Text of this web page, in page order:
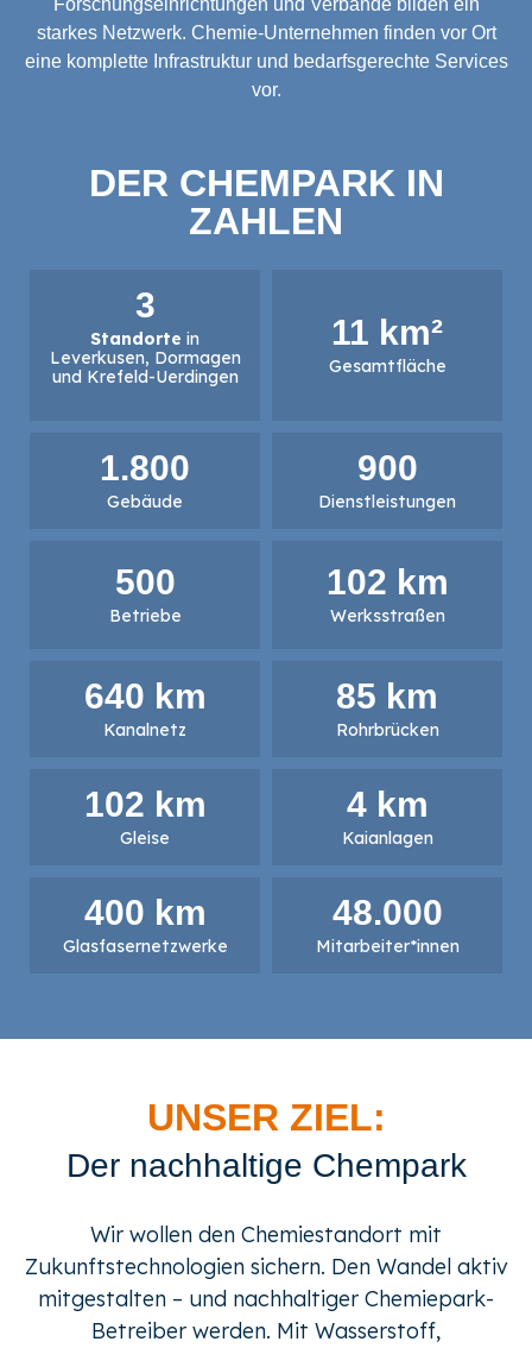
Forschungseinrichtungen und Verbände bilden ein
starkes Netzwerk. Chemie-Unternehmen finden vor Ort
eine komplette Infrastruktur und bedarfsgerechte Services
vor.
DER CHEMPARK IN
ZAHLEN
3
Standorte in
Leverkusen, Dormagen
und Krefeld-Uerdingen
11 km²
Gesamtfläche
1.800
Gebäude
900
Dienstleistungen
500
Betriebe
102 km
Werksstraßen
640 km
Kanalnetz
85 km
Rohrbrücken
102 km
Gleise
4 km
Kaianlagen
400 km
Glasfaser­netzwerke
48.000
Mitarbeiter*innen
UNSER ZIEL:
Der nachhaltige Chempark
Wir wollen den Chemiestandort mit
Zukunftstechnologien sichern. Den Wandel aktiv
mitgestalten – und nachhaltiger Chemiepark-
Betreiber werden. Mit Wasserstoff,